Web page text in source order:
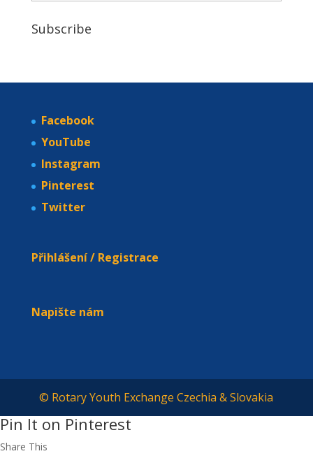
Subscribe
Facebook
YouTube
Instagram
Pinterest
Twitter
Přihlášení / Registrace
Napište nám
© Rotary Youth Exchange Czechia & Slovakia
Pin It on Pinterest
Share This